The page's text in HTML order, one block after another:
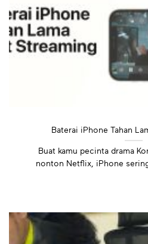
Baterai iPhone Tahan
Buat kamu pecinta drama
nonton Netflix, iPhone